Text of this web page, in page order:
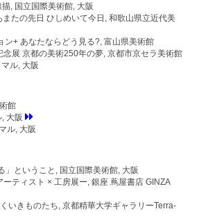
, 国立国際美術館, 大阪
たの先日 ひしめいて今日, 和歌山県立近代美
ン+ あなたならどう見る?, 富山県美術館
展 京都の美術250年の夢, 京都市京セラ美術館
ル, 大阪
館
, 大阪
ル, 大阪
」ということ, 国立国際美術館, 大阪
ティスト × 工房展ー, 銀座 蔦屋書店 GINZA
いきものたち, 京都精華大学ギャラリーTerra-